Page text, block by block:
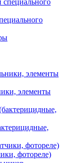
элементы
фотореле)